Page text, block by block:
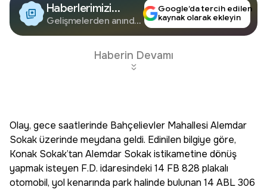
Haberlerimizi
Google'da Takip
Edin
Gelişmelerden anında
Google’da tercih edilen
kaynak olarak ekleyin
Haberin Devamı
Olay, gece saatlerinde Bahçelievler Mahallesi Alemdar
Sokak üzerinde meydana geldi. Edinilen bilgiye göre,
Konak Sokak’tan Alemdar Sokak istikametine dönüş
yapmak isteyen F.D. idaresindeki 14 FB 828 plakalı
otomobil, yol kenarında park halinde bulunan 14 ABL 306